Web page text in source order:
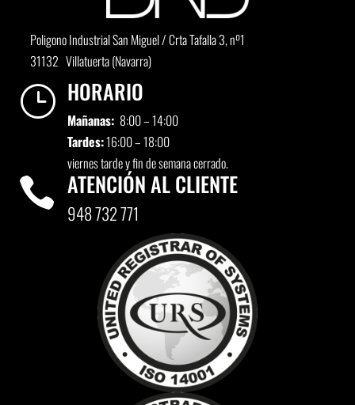
Poligono Industrial San Miguel / Crta Tafalla 3, nº1
31132 Villatuerta (Navarra)
} HORARIO
Mañanas: 8:00 – 14:00
Tardes:16:00 – 18:00
viernes tarde y fin de semana cerrado.
 ATENCIÓN AL CLIENTE
948 732 771